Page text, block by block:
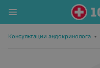
Консультации эндокринолога •